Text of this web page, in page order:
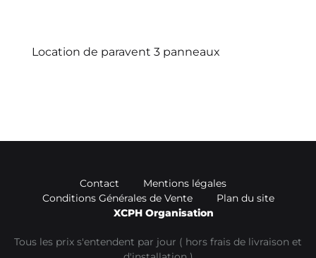
Location de paravent 3 panneaux
Tous les prix s'entendent par jour ( hors frais de livraison et
Contact
Mentions légales
Conditions Générales de Vente
Plan du site
XCPH Organisation